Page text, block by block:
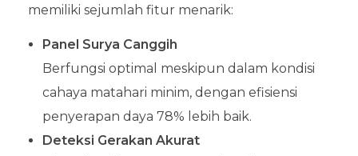
memiliki sejumlah fitur menarik:
Panel Surya Canggih
Berfungsi optimal meskipun dalam kondisi
cahaya matahari minim, dengan efisiensi
penyerapan daya 78% lebih baik.
Deteksi Gerakan Akurat